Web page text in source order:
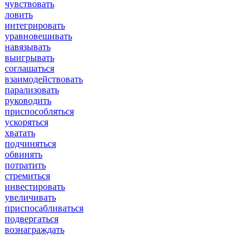
чувствовать
ловить
интегрировать
уравновешивать
навязывать
выигрывать
соглашаться
взаимодействовать
парализовать
руководить
приспособляться
ускоряться
хватать
подчиняться
обвинять
потратить
стремиться
инвестировать
увеличивать
приспосабливаться
подвергаться
вознаграждать